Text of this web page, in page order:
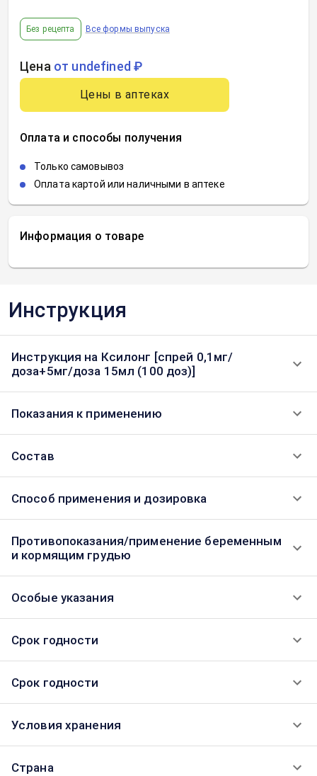
Информация о товаре
Без рецепта Все формы выпуска
Цена от undefined ₽
Цены в аптеках
Оплата и способы получения
Только самовывоз
Оплата картой или наличными в аптеке
Инструкция
Инструкция на Ксилонг [спрей 0,1мг/
доза+5мг/доза 15мл (100 доз)]
Показания к применению
Состав
Способ применения и дозировка
Противопоказания/применение беременным
и кормящим грудью
Особые указания
Срок годности
Срок годности
Условия хранения
Страна